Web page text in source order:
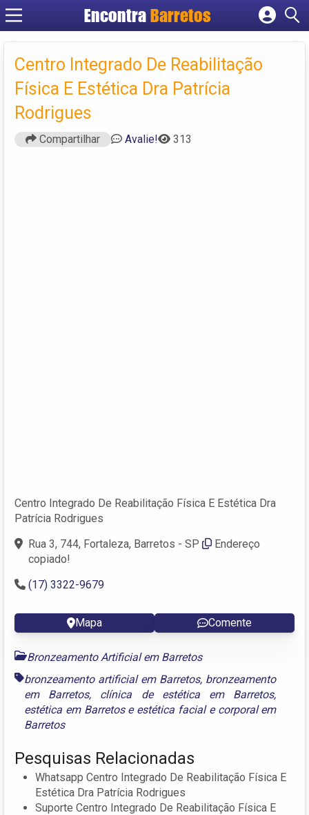
Encontra Barretos
Cadastrar empresa
Criar conta
Centro Integrado De Reabilitação
Física E Estética Dra Patrícia
Rodrigues
Compartilhar Avalie! 313
Centro Integrado De Reabilitação Física E Estética Dra
Patrícia Rodrigues
Rua 3, 744, Fortaleza, Barretos - SP
Endereço
copiado!
(17) 3322-9679
Mapa Comente
Bronzeamento Artificial em Barretos
bronzeamento artificial em Barretos, bronzeamento
em Barretos, clínica de estética em Barretos,
estética em Barretose estética facial e corporal em
Barretos
Pesquisas Relacionadas
Whatsapp Centro Integrado De Reabilitação Física E
Estética Dra Patrícia Rodrigues
Suporte Centro Integrado De Reabilitação Física E